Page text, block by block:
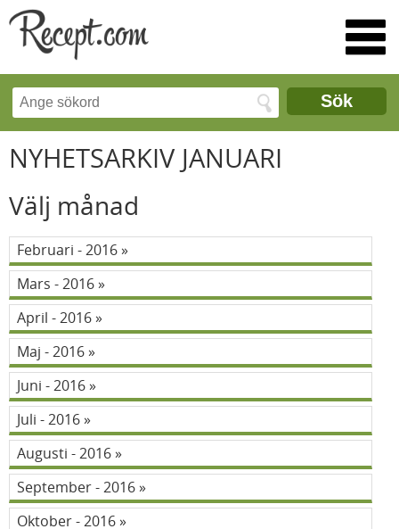
Sök
NYHETSARKIV JANUARI
Välj månad
Februari - 2016
Mars - 2016
April - 2016
Maj - 2016
Juni - 2016
Juli - 2016
Augusti - 2016
September - 2016
Oktober - 2016